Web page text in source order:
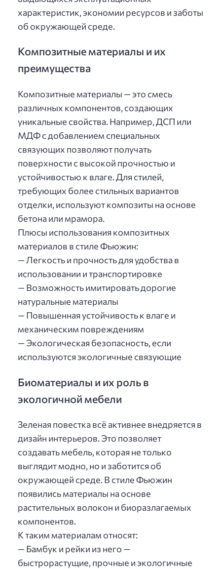
характеристик, экономии ресурсов и заботы
об окружающей среде.
Композитные материалы и их
преимущества
Композитные материалы — это смесь
различных компонентов, создающих
уникальные свойства. Например, ДСП или
МДФ с добавлением специальных
связующих позволяют получать
поверхности с высокой прочностью и
устойчивостью к влаге. Для стилей,
требующих более стильных вариантов
отделки, используют композиты на основе
бетона или мрамора.
Плюсы использования композитных
материалов в стиле Фьюжин:
— Легкость и прочность для удобства в
использовании и транспортировке
— Возможность имитировать дорогие
натуральные материалы
— Повышенная устойчивость к влаге и
механическим повреждениям
— Экологическая безопасность, если
используются экологичные связующие
Биоматериалы и их роль в
экологичной мебели
Зеленая повестка всё активнее внедряется в
дизайн интерьеров. Это позволяет
создавать мебель, которая не только
выглядит модно, но и заботится об
окружающей среде. В стиле Фьюжин
появились материалы на основе
растительных волокон и биоразлагаемых
компонентов.
К таким материалам относят:
— Бамбук и рейки из него —
быстрорастущие, прочные и экологичные